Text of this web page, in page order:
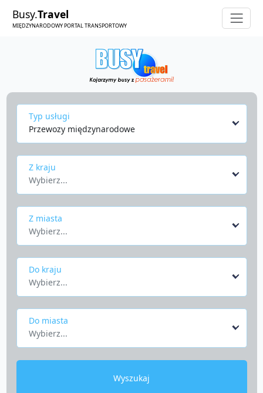
Busy.Travel
MIĘDZYNARODOWY PORTAL TRANSPORTOWY
Typ usługi
Przewozy międzynarodowe
Z kraju
Wybierz...
Z miasta
Wybierz...
Do kraju
Wybierz...
Do miasta
Wybierz...
Wyszukaj